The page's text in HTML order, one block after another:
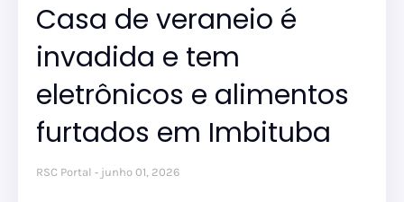
Casa de veraneio é
invadida e tem
eletrônicos e alimentos
furtados em Imbituba
RSC Portal junho 01, 2026